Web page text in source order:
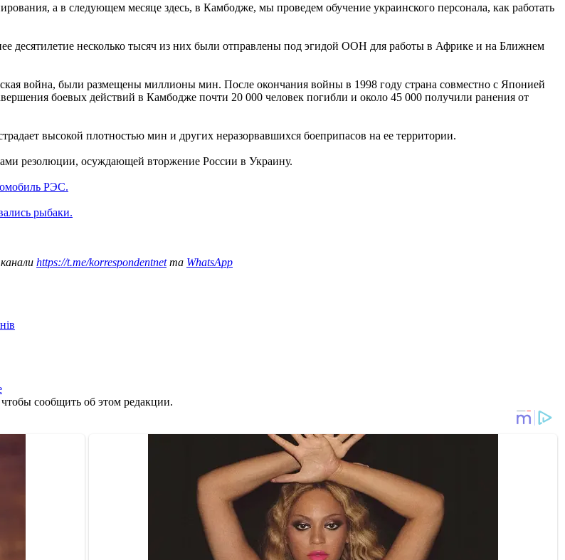
а в следующем месяце здесь, в Камбодже, мы проведем обучение украинского персонала, как работать
десятилетие несколько тысяч из них были отправлены под эгидой ООН для работы в Африке и на Ближнем
война, были размещены миллионы мин. После окончания войны в 1998 году страна совместно с Японией
боевых действий в Камбодже почти 20 000 человек погибли и около 45 000 получили ранения от
высокой плотностью мин и других неразорвавшихся боеприпасов на ее территории.
резолюции, осуждающей вторжение России в Украину.
РЭС.
рыбаки.
https://t.me/korrespondentnetта WhatsApp
сообщить об этом редакции.